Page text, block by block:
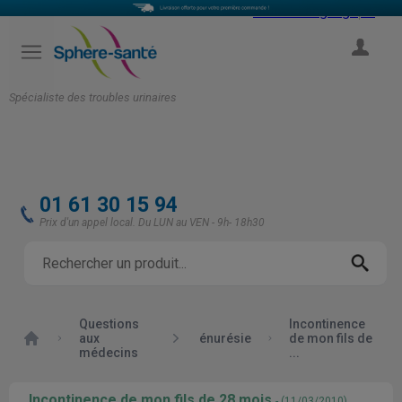
Spécialiste des troubles urinaires
Select Language
01 61 30 15 94
Prix d'un appel local. Du LUN au VEN - 9h- 18h30
Accueil
Questions
aux
médecins
énurésie
Incontinence
de mon fils de